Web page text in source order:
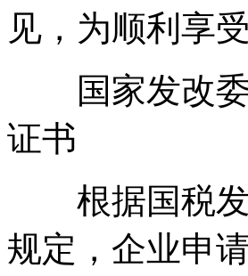
见，为顺利享
国家发改委
证书
根据国税发
规定，企业申